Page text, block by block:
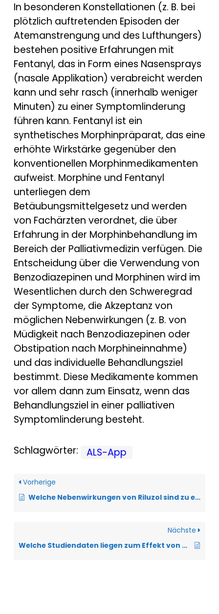
In besonderen Konstellationen (z. B. bei
plötzlich auftretenden Episoden der
Atemanstrengung und des Lufthungers)
bestehen positive Erfahrungen mit
Fentanyl, das in Form eines Nasensprays
(nasale Applikation) verabreicht werden
kann und sehr rasch (innerhalb weniger
Minuten) zu einer Symptomlinderung
führen kann. Fentanyl ist ein
synthetisches Morphinpräparat, das eine
erhöhte Wirkstärke gegenüber den
konventionellen Morphinmedikamenten
aufweist. Morphine und Fentanyl
unterliegen dem
Betäubungsmittelgesetz und werden
von Fachärzten verordnet, die über
Erfahrung in der Morphinbehandlung im
Bereich der Palliativmedizin verfügen. Die
Entscheidung über die Verwendung von
Benzodiazepinen und Morphinen wird im
Wesentlichen durch den Schweregrad
der Symptome, die Akzeptanz von
möglichen Nebenwirkungen (z. B. von
Müdigkeit nach Benzodiazepinen oder
Obstipation nach Morphineinnahme)
und das individuelle Behandlungsziel
bestimmt. Diese Medikamente kommen
vor allem dann zum Einsatz, wenn das
Behandlungsziel in einer palliativen
Symptomlinderung besteht.
Schlagwörter: ALS-App
Vorherige
Welche Nebenwirkungen von Riluzol sind zu erwarten?
Nächste
Welche Studiendaten liegen zum Effekt von DMC vor?